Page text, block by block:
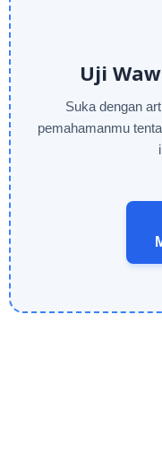
Uji
Suka dengan
pemahamanmu